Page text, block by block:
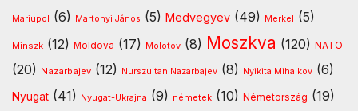
Mariupol (6) Martonyi János (5) Medvegyev (49) Merkel (5)
Minszk (12) Moldova (17) Molotov (8) Moszkva (120) NATO
(20) Nazarbajev (12) Nurszultan Nazarbajev (8) Nyikita Mihalkov (6)
Nyugat (41) Nyugat-Ukrajna (9) németek (10) Németország (19)